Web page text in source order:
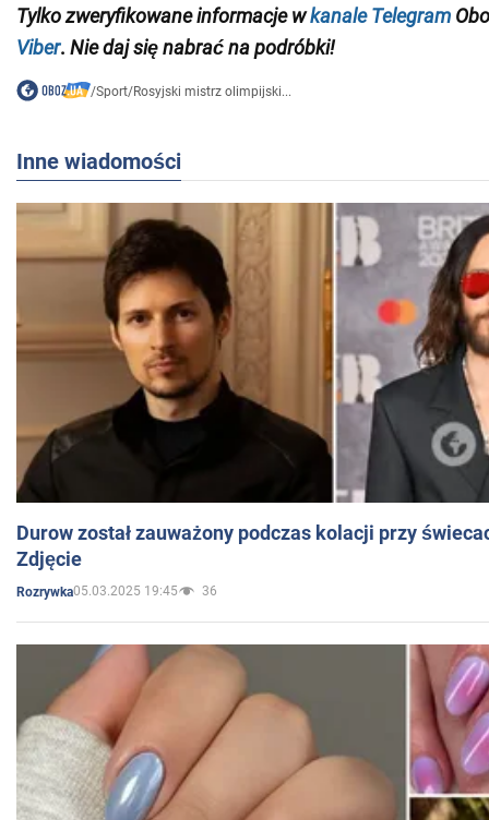
Tylkozweryfikowane informacje wkanale Telegram
Viber. Nie daj się nabrać na podróbki!
/Sport/Rosyjski mistrz olimpijski...
Inne wiadomości
Durow został zauważony podczas kolacji przy
Zdjęcie
Rozrywka05.03.2025 19:45 36